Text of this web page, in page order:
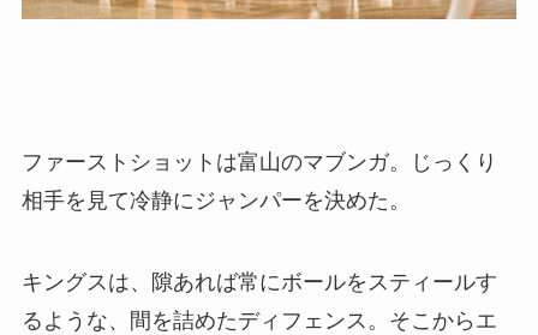
ファーストショットは富山のマブンガ。じっくり
相手を見て冷静にジャンパーを決めた。
キングスは、隙あれば常にボールをスティールす
るような、間を詰めたディフェンス。そこからエ